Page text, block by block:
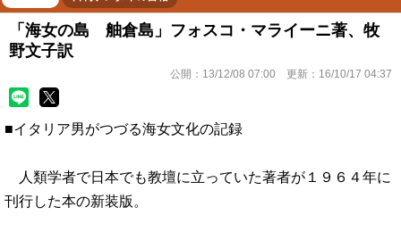
「海女の島 舳倉島」フォスコ・マライーニ著、牧
野文子訳
公開： 13/12/08 07:00 更新： 16/10/17 04:37
■イタリア男がつづる海女文化の記録
人類学者で日本でも教壇に立っていた著者が１９６４年に
刊行した本の新装版。